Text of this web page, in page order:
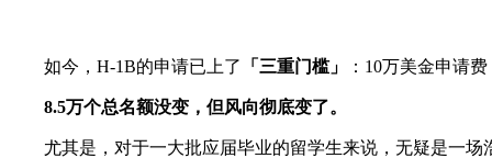
如今，H-1B的申请已上了 「三重门槛」 ：10万美金申请
8.5万个总名额没变，但风向彻底变了。
尤其是，对于一大批应届毕业的留学生来说，无疑是一场